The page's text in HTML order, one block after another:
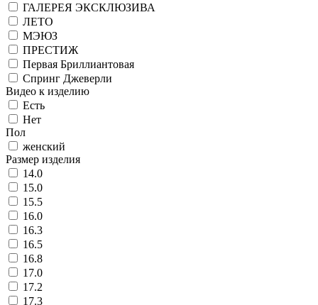
ГАЛЕРЕЯ ЭКСКЛЮЗИВА
ЛЕТО
МЭЮЗ
ПРЕСТИЖ
Первая Бриллиантовая
Спринг Джеверли
Видео к изделию
Есть
Нет
Пол
женский
Размер изделия
14.0
15.0
15.5
16.0
16.3
16.5
16.8
17.0
17.2
17.3